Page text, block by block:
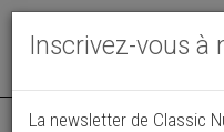
Annonce actualisée le
Inscrivez-vous
La newsletter de Classic